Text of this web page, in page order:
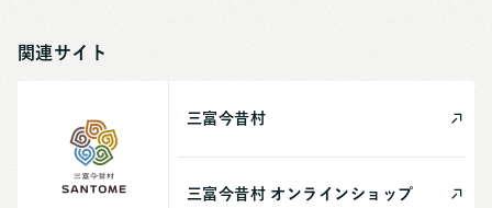
関連サイト
三富今昔村
三富今昔村 オンライン ショップ